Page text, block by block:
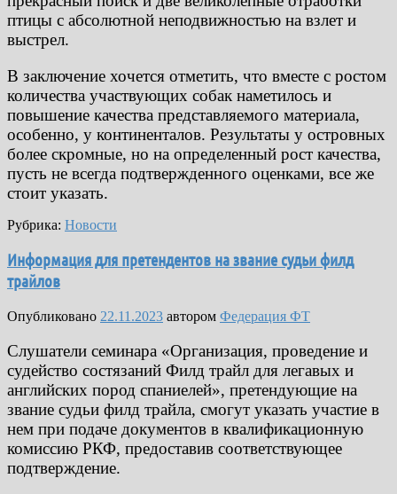
птицы с абсолютной неподвижностью на взлет и
выстрел.
В заключение хочется отметить, что вместе с ростом
количества участвующих собак наметилось и
повышение качества представляемого материала,
особенно, у континенталов. Результаты у островных
более скромные, но на определенный рост качества,
пусть не всегда подтвержденного оценками, все же
стоит указать.
Рубрика: Новости
Информация для претендентов на звание судьи филд
трайлов
Опубликовано 22.11.2023 автором Федерация ФТ
Слушатели семинара «Организация, проведение и
судейство состязаний Филд трайл для легавых и
английских пород спаниелей», претендующие на
звание судьи филд трайла, смогут указать участие в
нем при подаче документов в квалификационную
комиссию РКФ, предоставив соответствующее
подтверждение.